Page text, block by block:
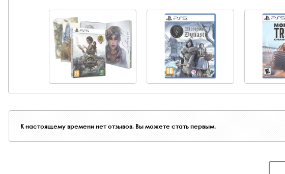
К настоящему времени нет отзывов, Вы можете стать первым.